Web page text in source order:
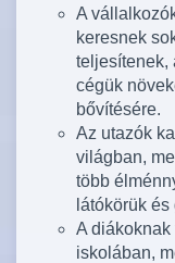
A
keresnek
teljesítenek,
cégük
bővítésére.
Az utazók
világban,
több
látókörük
A
iskolában,